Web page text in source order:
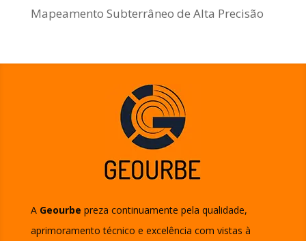
Mapeamento Subterrâneo de Alta Precisão
A Geourbe preza continuamente pela qualidade,
aprimoramento técnico e excelência com vistas à